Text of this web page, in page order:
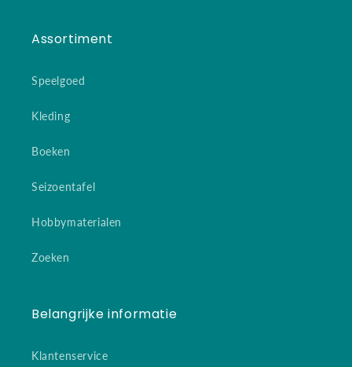
Assortiment
Speelgoed
Kleding
Boeken
Seizoentafel
Hobbymaterialen
Zoeken
Belangrijke informatie
Klantenservice